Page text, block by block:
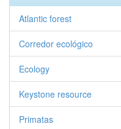
Atlantic forest
Corredor ecológico
Ecology
Keystone resource
Primatas